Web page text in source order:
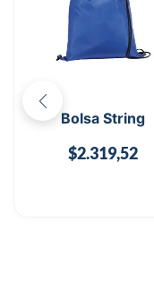
Bolsa String
$2.319,52